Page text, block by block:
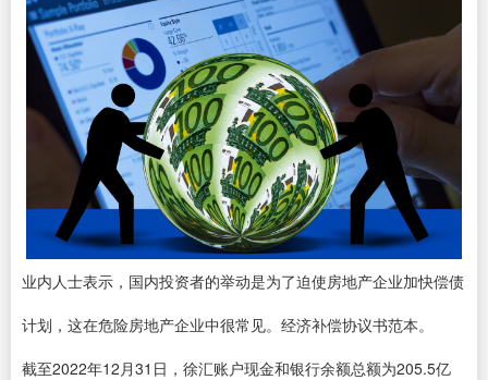
业内人士表示，国内投资者的举动是为了迫使房地产企业加快偿债
计划，这在危险房地产企业中很常见。经济补偿协议书范本。
截至2022年12月31日，徐汇账户现金和银行余额总额为205.5亿